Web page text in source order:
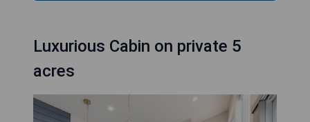
Luxurious Cabin on private 5
acres